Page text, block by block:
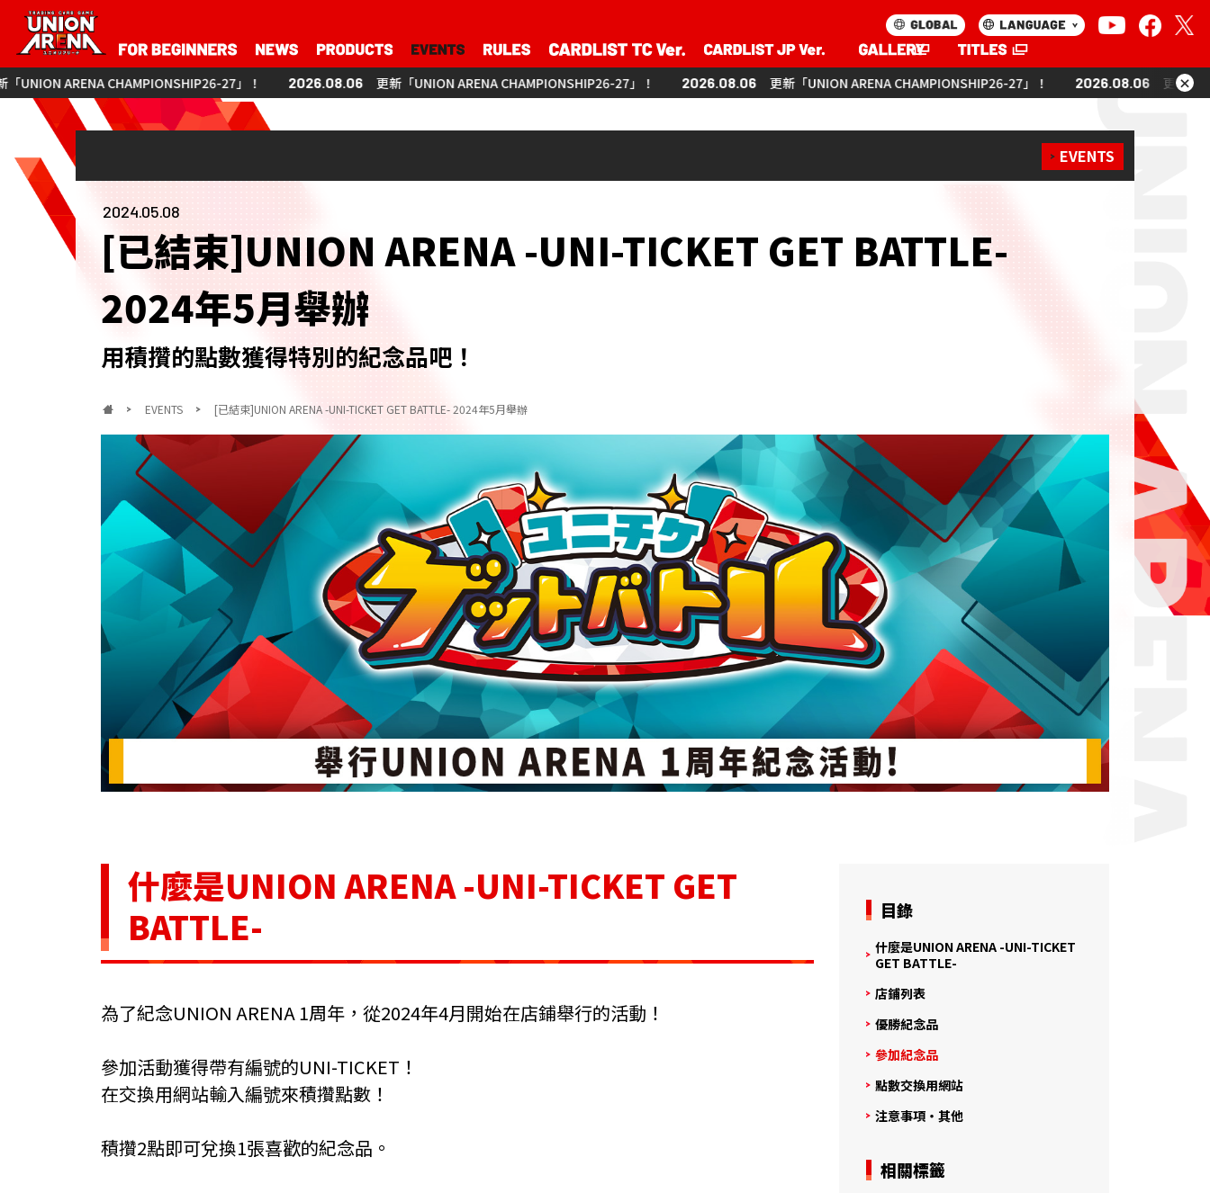
27」！ 2026.08.06 更新「UNION ARENA CHAMPIONSHIP26-27」！ 2026.08.06 更新「UNION ARENA CHAMPIONSHIP26-27」！ 2026.08.06 更新「UNION ARENA ×
EVENTS
2024.05.08
[已結束]UNION ARENA -UNI-TICKET GET BATTLE-
2024年5月舉辦
用積攢的點數獲得特別的紀念品吧！
EVENTS [已結束]UNION ARENA -UNI-TICKET GET BATTLE- 2024年5月舉辦
什麼是UNION ARENA-UNI-TICKET GET
BATTLE-
為了紀念UNION ARENA 1周年，從2024年4月開始在店鋪舉行的活動！
參加活動獲得帶有編號的UNI-TICKET！
在交換用網站輸入編號來積攢點數！
積攢2點即可兌換1張喜歡的紀念品。
目錄
什麼是UNION ARENA -UNI-TICKET
GET BATTLE-
店鋪列表
優勝紀念品
參加紀念品
點數交換用網站
注意事項・其他
相關標籤